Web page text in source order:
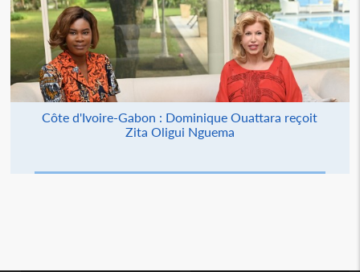
Côte d'Ivoire-Gabon : Dominique Ouattara reçoit
Zita Oligui Nguema